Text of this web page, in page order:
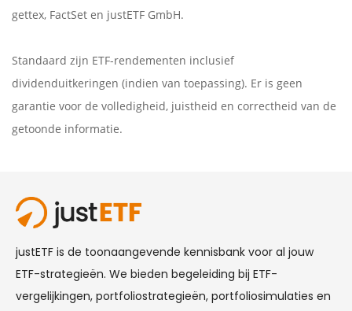
gettex, FactSet en justETF GmbH.
Standaard zijn ETF-rendementen inclusief
dividenduitkeringen (indien van toepassing). Er is geen
garantie voor de volledigheid, juistheid en correctheid van de
getoonde informatie.